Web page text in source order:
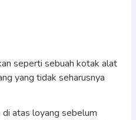
seperti sebuah kotak alat
yang tidak seharusnya
atas loyang sebelum